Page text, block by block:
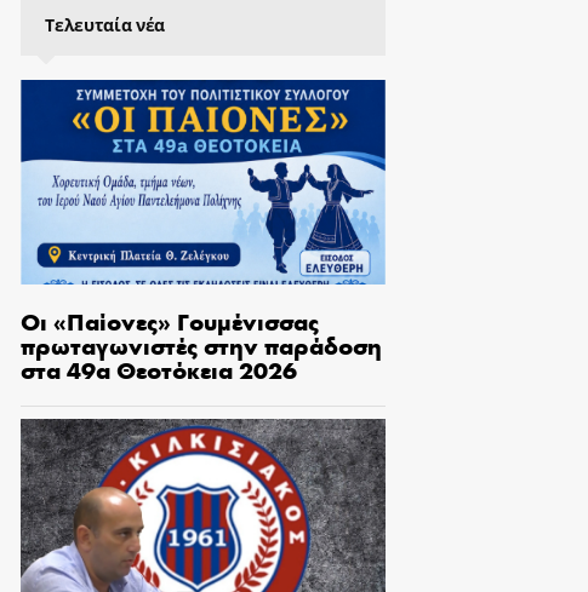
Τελευταία νέα
Οι «Παίονες» Γουμένισσας
πρωταγωνιστές στην παράδοση
στα 49α Θεοτόκεια 2026